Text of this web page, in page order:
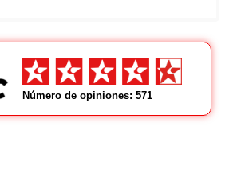
Número de opiniones: 571